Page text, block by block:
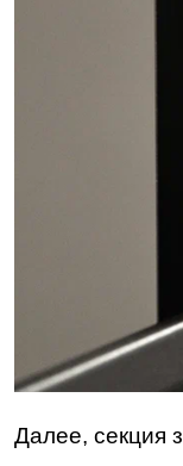
Далее, секция